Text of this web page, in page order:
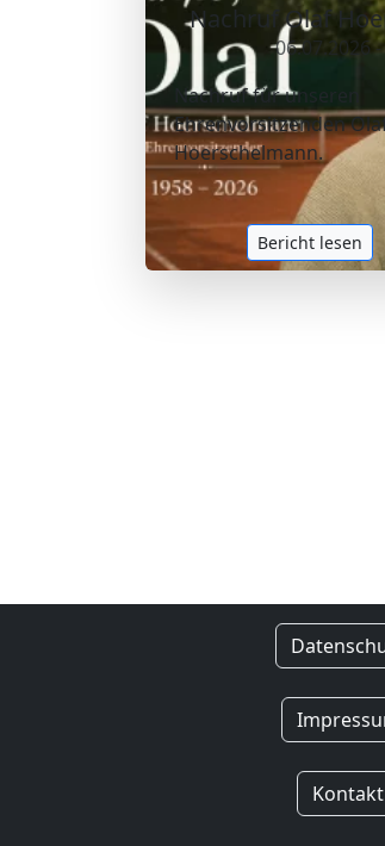
Nachruf Olaf
06.07.2026
Nachruf für unseren
Ehrenvorsitzenden
Hoerschelmann.
Bericht lesen
Kontakt